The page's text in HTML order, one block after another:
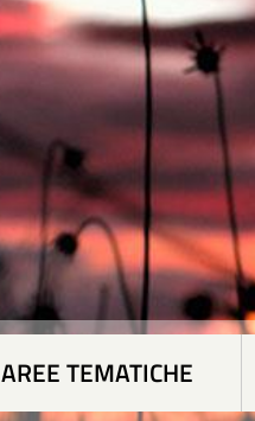
AREE TEMATICHE